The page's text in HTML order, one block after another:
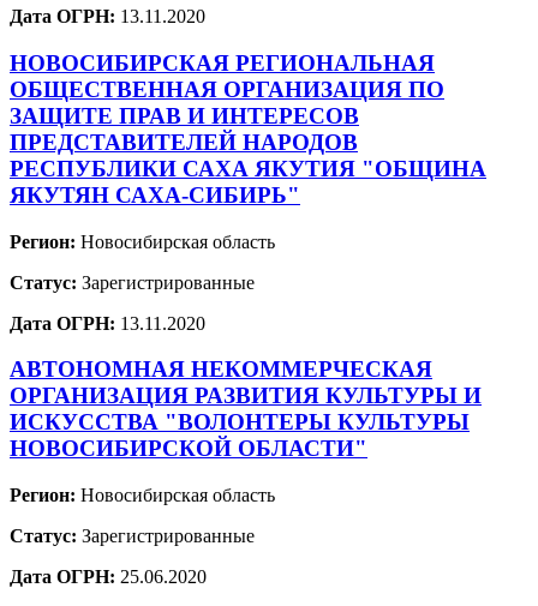
Дата ОГРН: 13.11.2020
НОВОСИБИРСКАЯ РЕГИОНАЛЬНАЯ
ОБЩЕСТВЕННАЯ ОРГАНИЗАЦИЯ ПО
ЗАЩИТЕ ПРАВ И ИНТЕРЕСОВ
ПРЕДСТАВИТЕЛЕЙ НАРОДОВ
РЕСПУБЛИКИ САХА ЯКУТИЯ "ОБЩИНА
ЯКУТЯН САХА-СИБИРЬ"
Регион: Новосибирская область
Статус: Зарегистрированные
Дата ОГРН: 13.11.2020
АВТОНОМНАЯ НЕКОММЕРЧЕСКАЯ
ОРГАНИЗАЦИЯ РАЗВИТИЯ КУЛЬТУРЫ И
ИСКУССТВА "ВОЛОНТЕРЫ КУЛЬТУРЫ
НОВОСИБИРСКОЙ ОБЛАСТИ"
Регион: Новосибирская область
Статус: Зарегистрированные
Дата ОГРН: 25.06.2020